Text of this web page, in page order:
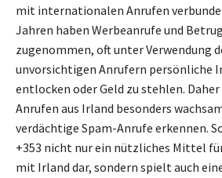
mit internationalen Anrufen
Jahren haben Werbeanrufe und
zugenommen, oft unter Verwendung
unvorsichtigen Anrufern persönliche
entlocken oder Geld zu stehlen.
Anrufen aus Irland besonders
verdächtige Spam-Anrufe erkennen.
+353 nicht nur ein nützliches Mittel
mit Irland dar, sondern spielt auch